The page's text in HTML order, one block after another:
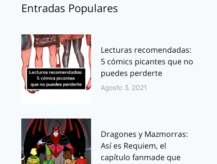
Entradas Populares
Lecturas recomendadas:
5 cómics picantes que no
puedes perderte
Agosto 3, 2021
Dragones y Mazmorras:
Así es Requiem, el
capítulo fanmade que